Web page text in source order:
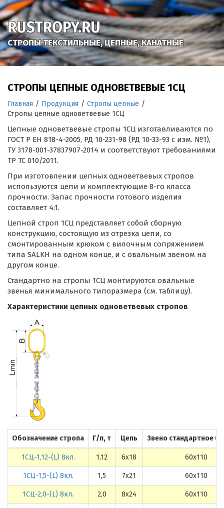
RUSTROPY.RU
СТРОПЫ ТЕКСТИЛЬНЫЕ, ЦЕПНЫЕ, КАНАТНЫЕ
СТРОПЫ ЦЕПНЫЕ ОДНОВЕТВЕВЫЕ 1СЦ
Главная / Продукция / Стропы цепные /
Стропы цепные одноветвевые 1СЦ
Цепные одноветвевые стропы 1СЦ изготавливаются по
ГОСТ Р ЕН 818-4-2005, РД 10-231-98 (РД 10-33-93 с изм. №1),
ТУ 3178-001-37837907-2014 и соответствуют требованиями
ТР ТС 010/2011.
При изготовлении цепных одноветвевых стропов
используются цепи и комплектующие 8-го класса
прочности. Запас прочности готового изделия
составляет 4:1.
Цепной строп 1СЦ представляет собой сборную
конструкцию, состоящую из отрезка цепи, со
смонтированным крюком с вилочным сопряжением
типа SALKH на одном конце, и с овальным звеном на
другом конце.
Стандартно на стропы 1СЦ монтируются овальные
звенья минимального типоразмера (см. таблицу).
Характеристики цепных одноветвевых стропов
Обозначение стропа Г/п, т Цепь Звено стандартное
1СЦ-1,12-(L) 8кл. 1,12 6х18 60х110
1СЦ-1,5-(L) 8кл. 1,5 7х21 60х110
1СЦ-2,0-(L) 8кл. 2,0 8х24 60х110